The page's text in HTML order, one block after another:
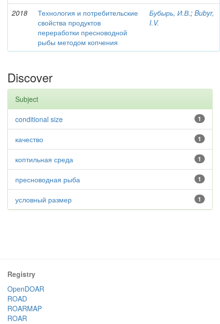
2018
Технология и потребительские
свойства продуктов
переработки пресноводной
рыбы методом копчения
Бубырь, И.В.; Bubyr,
I.V.
Discover
Subject
1
conditional size
1
качество
1
коптильная среда
1
пресноводная рыба
1
условный размер
Registry
OpenDOAR
ROAD
ROARMAP
ROAR